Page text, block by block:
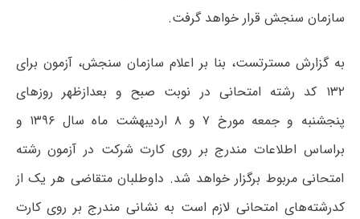
سازمان سنجش قرار خواهد گرفت.
به گزارش مسترتست، بنا بر اعلام سازمان سنجش، آزمون برای
‌۱۳۲ کد رشته‌‌ امتحانی‌ در نوبت صبح و بعدازظهر روزهای
پنجشنبه و جمعه مورخ ۷ و ۸ اردیبهشت ‌ماه سال ۱۳۹۶ و
براساس اطلاعات مندرج بر روی کارت شرکت در آزمون رشته
امتحانی مربوط برگزار خواهد شد. داوطلبان‌ متقاضی‌ هر یک‌ از
کدرشته‌های امتحانی‌ لازم‌ است‌ به نشانی مندرج بر روی کارت